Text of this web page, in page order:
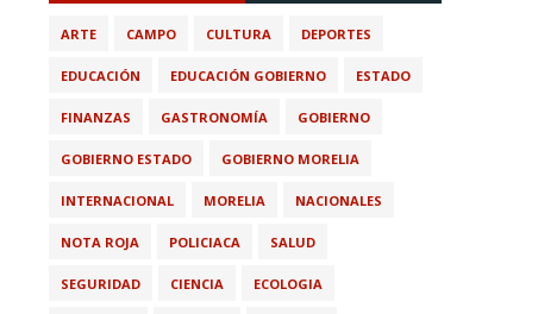
ARTE CAMPO CULTURA DEPORTES
EDUCACIÓN EDUCACIÓN GOBIERNO ESTADO
FINANZAS GASTRONOMÍA GOBIERNO
GOBIERNO ESTADO GOBIERNO MORELIA
INTERNACIONAL MORELIA NACIONALES
NOTA ROJA POLICIACA SALUD
SEGURIDAD CIENCIA ECOLOGIA